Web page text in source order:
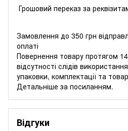
Грошовий переказ за
Замовлення до 350 грн
оплаті
Повернення товару протягом
відсутності слідів
упаковки, комплектації та
Детальніше за посиланням.
Відгуки